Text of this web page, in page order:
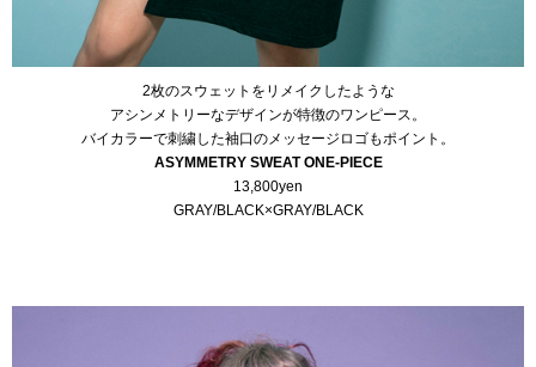
2枚のスウェットをリメイクしたような
アシンメトリーなデザインが特徴のワンピース。
バイカラーで刺繍した袖口のメッセージロゴもポイント。
ASYMMETRY SWEAT ONE-PIECE
13,800yen
GRAY/BLACK×GRAY/BLACK